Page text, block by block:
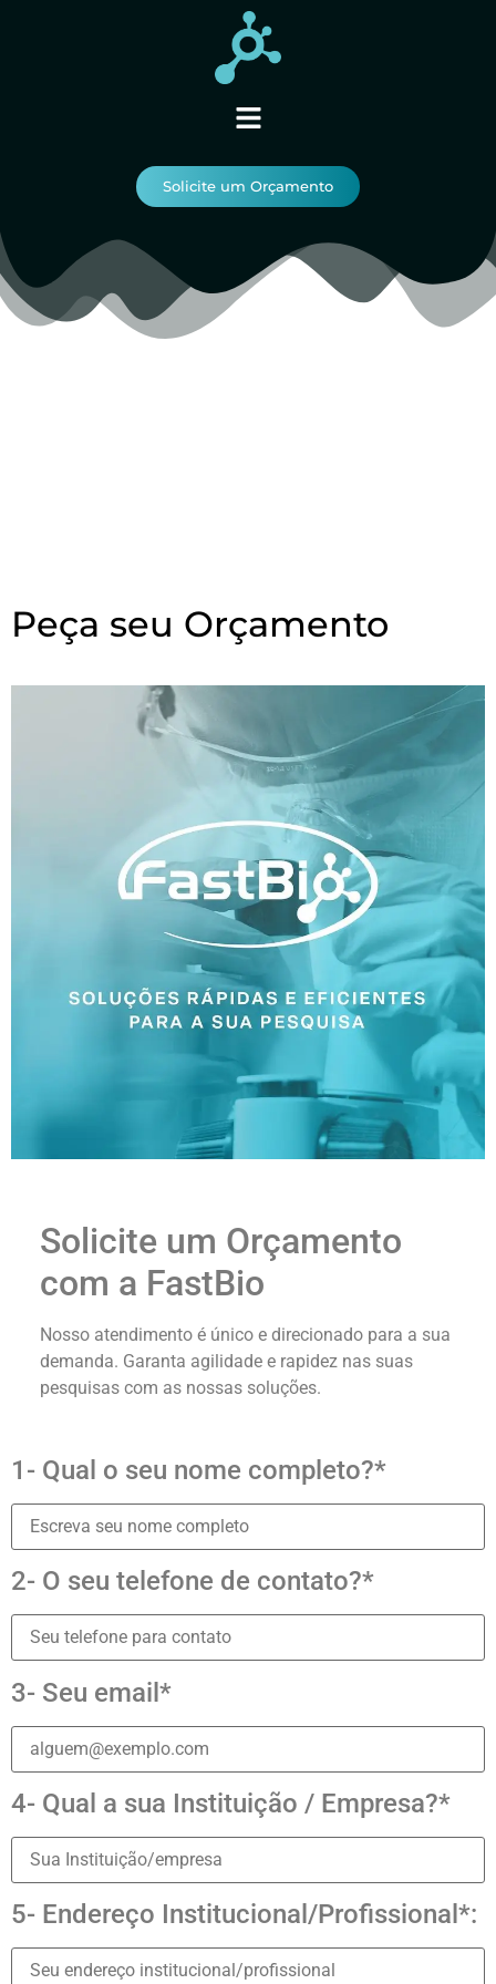
Solicite um Orçamento
Peça seu Orçamento
Solicite um Orçamento
com a FastBio
Nosso atendimento é único e direcionado para a sua
demanda. Garanta agilidade e rapidez nas suas
pesquisas com as nossas soluções.
1- Qual o seu nome completo?*
2- O seu telefone de contato?*
3- Seu email*
4- Qual a sua Instituição / Empresa?*
5- Endereço Institucional/Profissional*: